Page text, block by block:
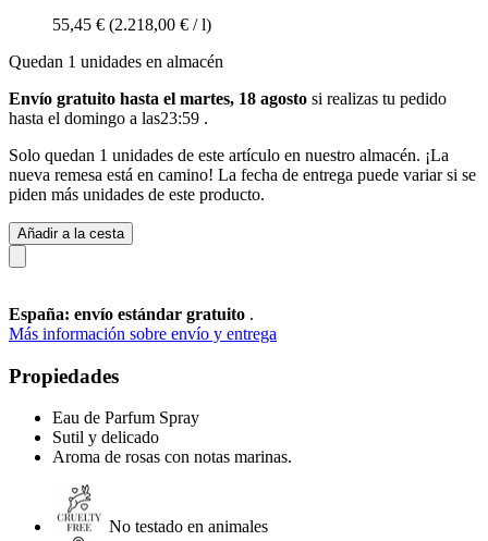
55,45 € (2.218,00 € / l)
Quedan 1 unidades en almacén
Envío gratuito hasta el martes, 18 agosto si realizas tu pedido
hasta el domingo a las23:59 .
Solo quedan 1 unidades de este artículo en nuestro almacén. ¡La
nueva remesa está en camino! La fecha de entrega puede variar si se
piden más unidades de este producto.
Añadir a la cesta
España: envío estándar gratuito .
Más información sobre envío y entrega
Propiedades
Eau de Parfum Spray
Sutil y delicado
Aroma de rosas con notas marinas.
No testado en animales